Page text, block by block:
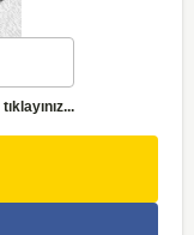
tıklayınız...